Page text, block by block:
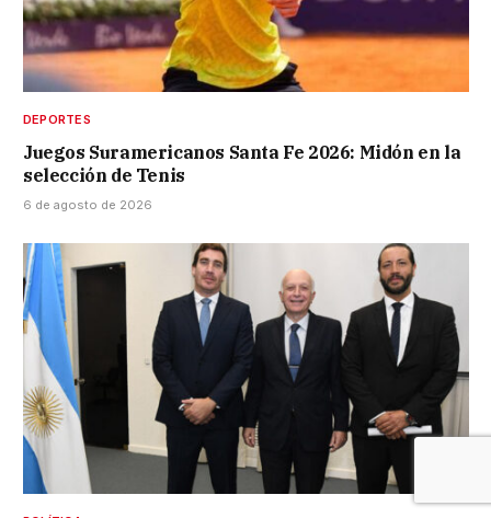
DEPORTES
Juegos Suramericanos Santa Fe 2026: Midón en la
selección de Tenis
6 de agosto de 2026